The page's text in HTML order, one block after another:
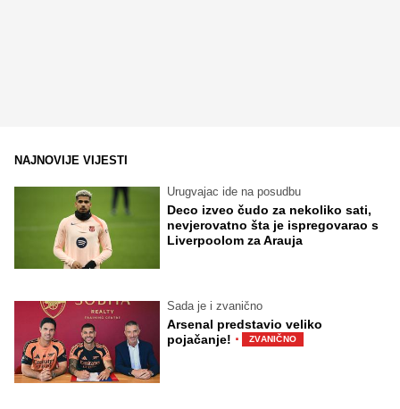
NAJNOVIJE VIJESTI
Urugvajac ide na posudbu
Deco izveo čudo za nekoliko sati,
nevjerovatno šta je ispregovarao s
Liverpoolom za Arauja
Sada je i zvanično
Arsenal predstavio veliko
pojačanje! · ZVANIČNO